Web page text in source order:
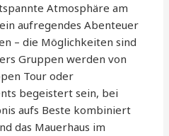
Atmosphäre am
aufregendes Abenteuer
– die Möglichkeiten sind
Gruppen werden von
Tour oder
begeistert sein, bei
aufs Beste kombiniert
das Mauerhaus im